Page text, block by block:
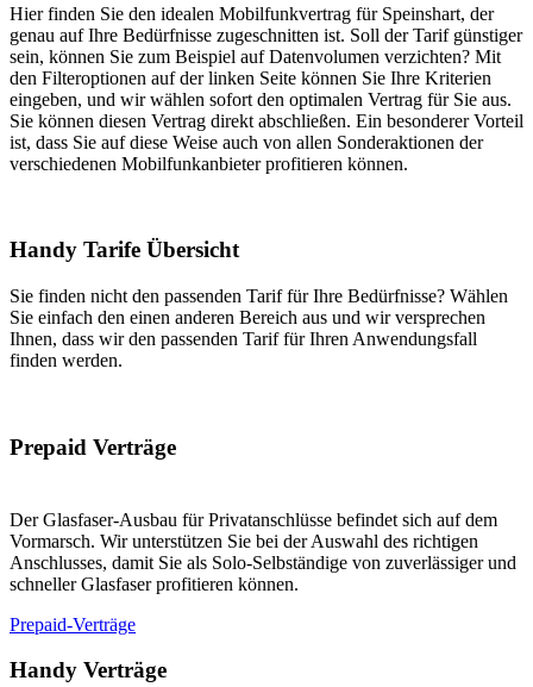
Hier finden Sie den idealen Mobilfunkvertrag für Speinshart, der
genau auf Ihre Bedürfnisse zugeschnitten ist. Soll der Tarif günstiger
sein, können Sie zum Beispiel auf Datenvolumen verzichten? Mit
den Filteroptionen auf der linken Seite können Sie Ihre Kriterien
eingeben, und wir wählen sofort den optimalen Vertrag für Sie aus.
Sie können diesen Vertrag direkt abschließen. Ein besonderer Vorteil
ist, dass Sie auf diese Weise auch von allen Sonderaktionen der
verschiedenen Mobilfunkanbieter profitieren können.
Handy Tarife Übersicht
Sie finden nicht den passenden Tarif für Ihre Bedürfnisse? Wählen
Sie einfach den einen anderen Bereich aus und wir versprechen
Ihnen, dass wir den passenden Tarif für Ihren Anwendungsfall
finden werden.
Prepaid Verträge
Der Glasfaser-Ausbau für Privatanschlüsse befindet sich auf dem
Vormarsch. Wir unterstützen Sie bei der Auswahl des richtigen
Anschlusses, damit Sie als Solo-Selbständige von zuverlässiger und
schneller Glasfaser profitieren können.
Prepaid-Verträge
Handy Verträge